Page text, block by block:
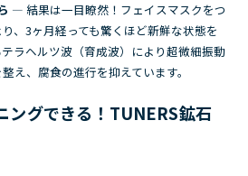
— 結果は一目瞭然！フェイスマスクをつ
、3ヶ月経っても驚くほど新鮮な状態を
ラヘルツ波（育成波）により超微細振動
え、腐食の進行を抑えています。
ングできる！TUNERS鉱石